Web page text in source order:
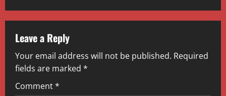
a
v
i
g
Leave a Reply
Your email address will not be published. Required
fields are marked *
Comment*